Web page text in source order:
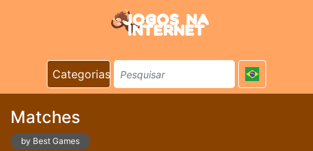
Categorias
Matches
by Best Games